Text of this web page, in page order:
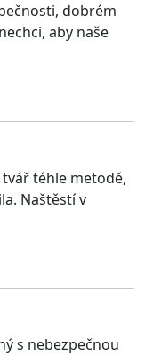
dobrém
aby naše
téhle metodě,
Naštěstí v
s nebezpečnou